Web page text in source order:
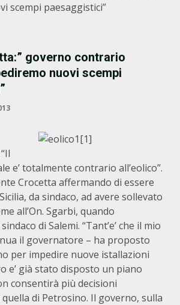
scempi paesaggistici”
governo contrario
nuovi scempi
e’ totalmente contrario all’eolico”.
Crocetta affermando di essere
da sindaco, ad avere sollevato
all’On. Sgarbi, quando
di Salemi. “Tant’e’ che il mio
il governatore – ha proposto
per impedire nuove istallazioni
e’ già stato disposto un piano
consentirà più decisioni
di Petrosino. Il governo, sulla